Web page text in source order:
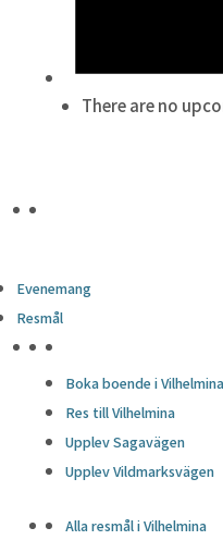
There are no
Evenemang
Resmål
Boka boende i
Res till Vilhelmina
Upplev Sagavägen
Upplev Vildmarksvägen
Alla resmål i Vilhelmina